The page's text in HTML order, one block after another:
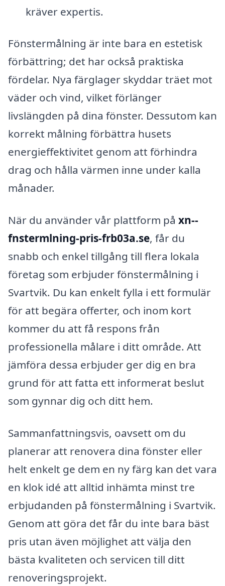
kräver expertis.
Fönstermålning är inte bara en estetisk
förbättring; det har också praktiska
fördelar. Nya färglager skyddar träet mot
väder och vind, vilket förlänger
livslängden på dina fönster. Dessutom kan
korrekt målning förbättra husets
energieffektivitet genom att förhindra
drag och hålla värmen inne under kalla
månader.
När du använder vår plattform på xn--
fnstermlning-pris-frb03a.se, får du
snabb och enkel tillgång till flera lokala
företag som erbjuder fönstermålning i
Svartvik. Du kan enkelt fylla i ett formulär
för att begära offerter, och inom kort
kommer du att få respons från
professionella målare i ditt område. Att
jämföra dessa erbjuder ger dig en bra
grund för att fatta ett informerat beslut
som gynnar dig och ditt hem.
Sammanfattningsvis, oavsett om du
planerar att renovera dina fönster eller
helt enkelt ge dem en ny färg kan det vara
en klok idé att alltid inhämta minst tre
erbjudanden på fönstermålning i Svartvik.
Genom att göra det får du inte bara bäst
pris utan även möjlighet att välja den
bästa kvaliteten och servicen till ditt
renoveringsprojekt.